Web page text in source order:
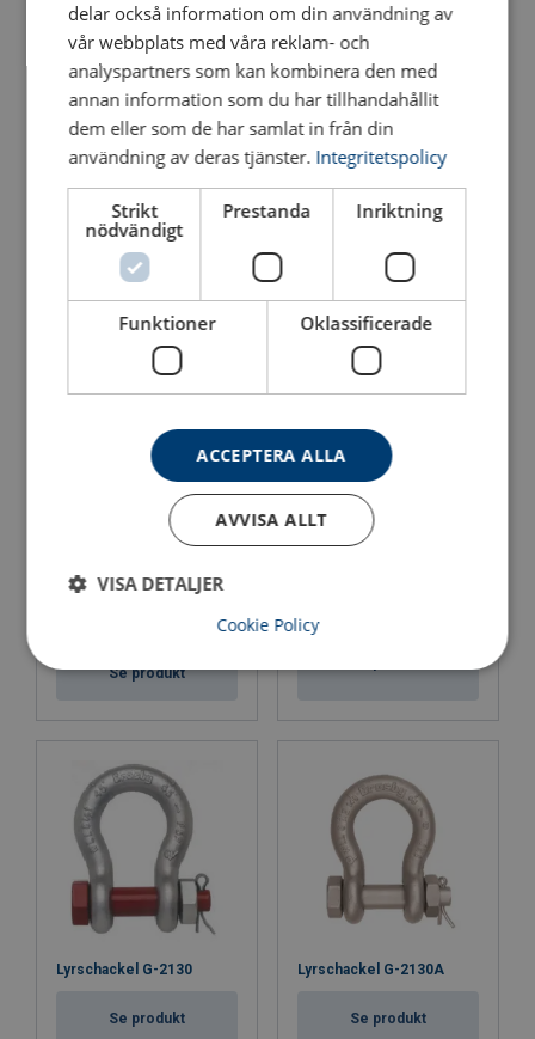
Lyrschackel POWERTEX
PBSB
Med säkerhetsbult och mutter med saxsprint i rostfritt stål
Lyrschackel POWERTEX
Lyrschackel POWERTEX
Se produkt
Lyrschackel G-2130
Se produkt
Lyrschackel G-2130A
Se produkt
delar också information om din användning av
vår webbplats med våra reklam- och
analyspartners som kan kombinera den med
annan information som du har tillhandahållit
dem eller som de har samlat in från din
användning av deras tjänster. Integritetspolicy
Strikt
nödvändigt
Prestanda Inriktning
Funktioner Oklassificerade
ACCEPTERA ALLA
AVVISA ALLT
VISA DETALJER
Cookie Policy